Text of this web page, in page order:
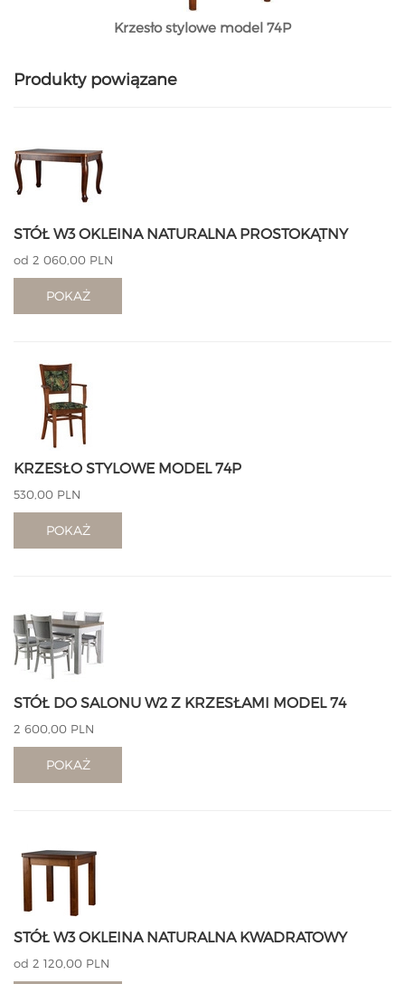
Krzesło stylowe model 74P
Produkty powiązane
STÓŁ W3 OKLEINA NATURALNA PROSTOKĄTNY
od 2 060,00 PLN
POKAŻ
KRZESŁO STYLOWE MODEL 74P
530,00 PLN
POKAŻ
STÓŁ DO SALONU W2 Z KRZESŁAMI MODEL 74
2 600,00 PLN
POKAŻ
STÓŁ W3 OKLEINA NATURALNA KWADRATOWY
od 2 120,00 PLN